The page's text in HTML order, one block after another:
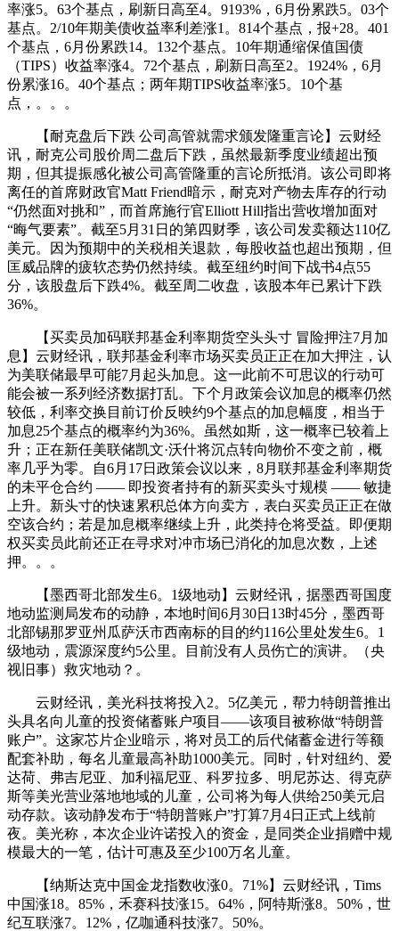
率涨5。63个基点，刷新日高至4。9193%，6月份累跌5。03个
基点。2/10年期美债收益率利差涨1。814个基点，报+28。401
个基点，6月份累跌14。132个基点。10年期通缩保值国债
（TIPS）收益率涨4。72个基点，刷新日高至2。1924%，6月
份累涨16。40个基点；两年期TIPS收益率涨5。10个基
点，。。。
【耐克盘后下跌 公司高管就需求颁发隆重言论】云财经
讯，耐克公司股价周二盘后下跌，虽然最新季度业绩超出预
期，但其提振感化被公司高管隆重的言论所抵消。该公司即将
离任的首席财政官Matt Friend暗示，耐克对产物去库存的行动
“仍然面对挑和”，而首席施行官Elliott Hill指出营收增加面对
“晦气要素”。截至5月31日的第四财季，该公司发卖额达110亿
美元。因为预期中的关税相关退款，每股收益也超出预期，但
匡威品牌的疲软态势仍然持续。截至纽约时间下战书4点55
分，该股盘后下跌4%。截至周二收盘，该股本年已累计下跌
36%。
【买卖员加码联邦基金利率期货空头头寸 冒险押注7月加
息】云财经讯，联邦基金利率市场买卖员正正在加大押注，认
为美联储最早可能7月起头加息。这一此前不可思议的行动可
能会被一系列经济数据打乱。下个月政策会议加息的概率仍然
较低，利率交换目前订价反映约9个基点的加息幅度，相当于
加息25个基点的概率约为36%。虽然如斯，这一概率已较着上
升；正在新任美联储凯文·沃什将沉点转向物价不变之前，概
率几乎为零。自6月17日政策会议以来，8月联邦基金利率期货
的未平仓合约 —— 即投资者持有的新买卖头寸规模 —— 敏捷
上升。新头寸的快速累积总体方向卖方，表白买卖员正正在做
空该合约；若是加息概率继续上升，此类持仓将受益。即便期
权买卖员此前还正在寻求对冲市场已消化的加息次数，上述
押。。。
【墨西哥北部发生6。1级地动】云财经讯，据墨西哥国度
地动监测局发布的动静，本地时间6月30日13时45分，墨西哥
北部锡那罗亚州瓜萨沃市西南标的目的约116公里处发生6。1
级地动，震源深度约5公里。目前没有人员伤亡的演讲。（央
视旧事）救灾地动？。
云财经讯，美光科技将投入2。5亿美元，帮力特朗普推出
头具名向儿童的投资储蓄账户项目——该项目被称做“特朗普
账户”。这家芯片企业暗示，将对员工的后代储蓄金进行等额
配套补助，每名儿童最高补助1000美元。同时，针对纽约、爱
达荷、弗吉尼亚、加利福尼亚、科罗拉多、明尼苏达、得克萨
斯等美光营业落地地域的儿童，公司将为每人供给250美元启
动存款。该动静发布于“特朗普账户”打算7月4日正式上线前
夜。美光称，本次企业许诺投入的资金，是同类企业捐赠中规
模最大的一笔，估计可惠及至少100万名儿童。
【纳斯达克中国金龙指数收涨0。71%】云财经讯，Tims
中国涨18。85%，禾赛科技涨15。64%，阿特斯涨8。50%，世
纪互联涨7。12%，亿咖通科技涨7。50%。